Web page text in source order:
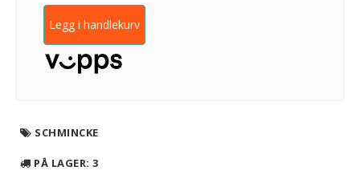
Legg i handlekurv
SCHMINCKE
PÅ LAGER: 3